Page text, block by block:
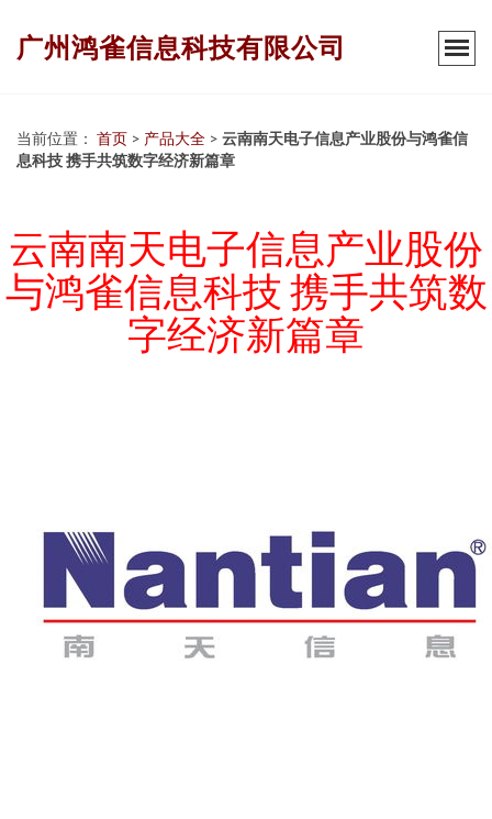
广州鸿雀信息科技有限公司
当前位置： 首页 > 产品大全 > 云南南天电子信息产业股份与鸿雀信
息科技 携手共筑数字经济新篇章
云南南天电子信息产业股份
与鸿雀信息科技 携手共筑数
字经济新篇章